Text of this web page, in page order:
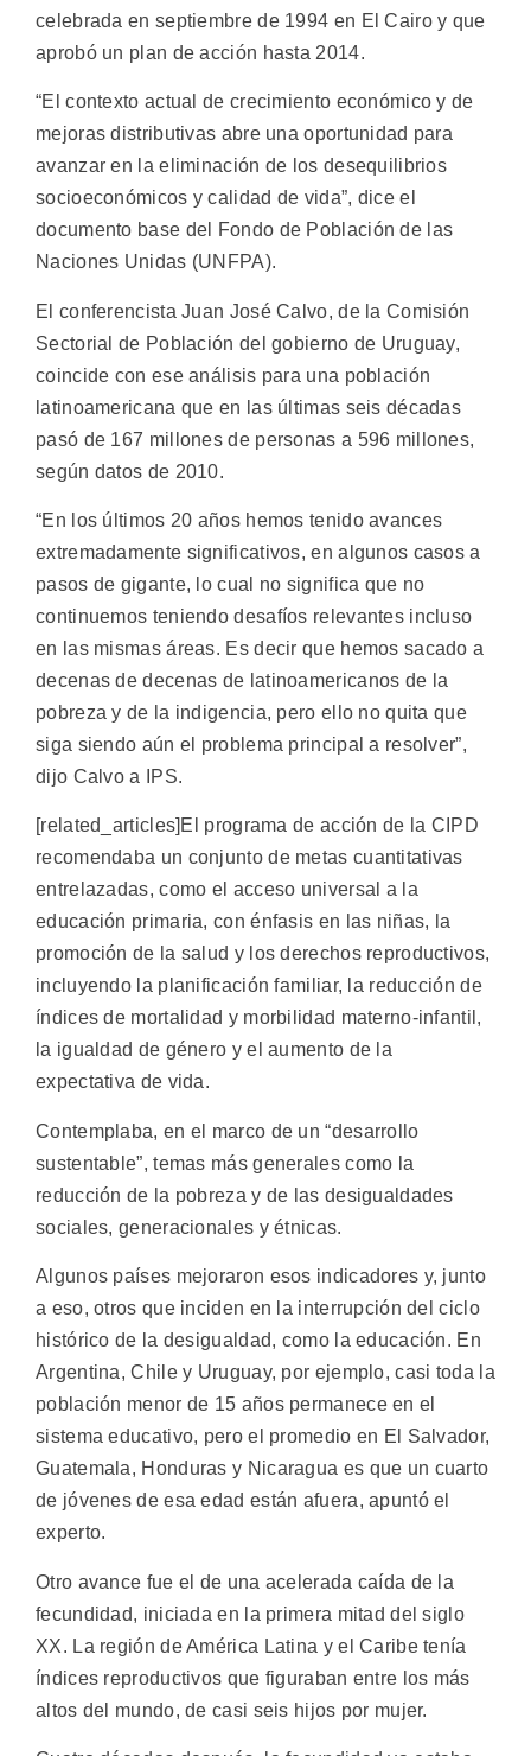
celebrada en septiembre de 1994 en El Cairo y que
aprobó un plan de acción hasta 2014.
“El contexto actual de crecimiento económico y de
mejoras distributivas abre una oportunidad para
avanzar en la eliminación de los desequilibrios
socioeconómicos y calidad de vida”, dice el
documento base del Fondo de Población de las
Naciones Unidas (UNFPA).
El conferencista Juan José Calvo, de la Comisión
Sectorial de Población del gobierno de Uruguay,
coincide con ese análisis para una población
latinoamericana que en las últimas seis décadas
pasó de 167 millones de personas a 596 millones,
según datos de 2010.
“En los últimos 20 años hemos tenido avances
extremadamente significativos, en algunos casos a
pasos de gigante, lo cual no significa que no
continuemos teniendo desafíos relevantes incluso
en las mismas áreas. Es decir que hemos sacado a
decenas de decenas de latinoamericanos de la
pobreza y de la indigencia, pero ello no quita que
siga siendo aún el problema principal a resolver”,
dijo Calvo a IPS.
[related_articles]El programa de acción de la CIPD
recomendaba un conjunto de metas cuantitativas
entrelazadas, como el acceso universal a la
educación primaria, con énfasis en las niñas, la
promoción de la salud y los derechos reproductivos,
incluyendo la planificación familiar, la reducción de
índices de mortalidad y morbilidad materno-infantil,
la igualdad de género y el aumento de la
expectativa de vida.
Contemplaba, en el marco de un “desarrollo
sustentable”, temas más generales como la
reducción de la pobreza y de las desigualdades
sociales, generacionales y étnicas.
Algunos países mejoraron esos indicadores y, junto
a eso, otros que inciden en la interrupción del ciclo
histórico de la desigualdad, como la educación. En
Argentina, Chile y Uruguay, por ejemplo, casi toda la
población menor de 15 años permanece en el
sistema educativo, pero el promedio en El Salvador,
Guatemala, Honduras y Nicaragua es que un cuarto
de jóvenes de esa edad están afuera, apuntó el
experto.
Otro avance fue el de una acelerada caída de la
fecundidad, iniciada en la primera mitad del siglo
XX. La región de América Latina y el Caribe tenía
índices reproductivos que figuraban entre los más
altos del mundo, de casi seis hijos por mujer.